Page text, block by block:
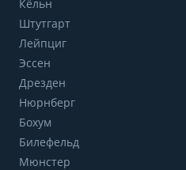
Кёльн
Штутгарт
Лейпциг
Эссен
Дрезден
Нюрнберг
Бохум
Билефельд
Мюнстер